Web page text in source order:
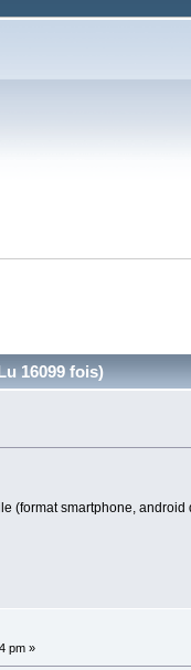
16099 fois)
(format smartphone,
pm »